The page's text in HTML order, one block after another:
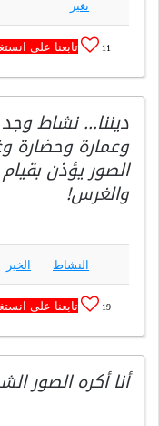
تغير
11 تابعنا على
ديننا… نشاط
وعمارة
الصور يؤذن
والغرس!
النشاط الخير
19 تابعنا على
أنا أكره الصور